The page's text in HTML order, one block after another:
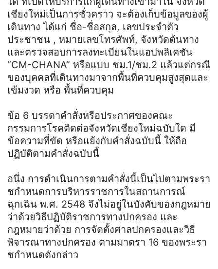
เชียงใหม่เป็นการชั่วคราว จะต้องเก็บข้อมูลของผู้
เดินทาง ได้แก่ ชื่อ-ชื่อสกุล, เลขประจําตัว
ประชาชน , หมายเลขโทรศัพท์, จังหวัดต้นทาง
และตรวจสอบการลงทะเบียนในแอปพลิเคชัน
“CM-CHANA” หรือแบบ ชม.1/ชม.2 แล้วแต่กรณี
ของบุคคลที่เดินทางมาจากพื้นที่ควบคุมสูงสุดและ
เข้มงวด หรือ พื้นที่ควบคุม
ข้อ 6 บรรดาคําสั่งหรือประกาศของคณะ
กรรมการโรคติดต่อจังหวัดเชียงใหม่ฉบับใด มี
ข้อความที่ขัด หรือแย้งกับคําสั่งฉบับนี้ ให้ถือ
ปฏิบัติตามคําสั่งฉบับนี้
อนึ่ง การดําเนินการตามคําสั่งนี้เป็นไปตามพระรา
ชกําหนดการบริหารราชการในสถานการณ์
ฉุกเฉิน พ.ศ. 2548 จึงไม่อยู่ในบังคับของกฎหมาย
ว่าด้วยวิธีปฏิบัติราชการทางปกครอง และ
กฎหมายว่าด้วย การจัดตั้งศาลปกครองและวิธี
พิจารณาทางปกครอง ตามมาตรา 16 ของพระรา
ชกําหนดดังกล่าว